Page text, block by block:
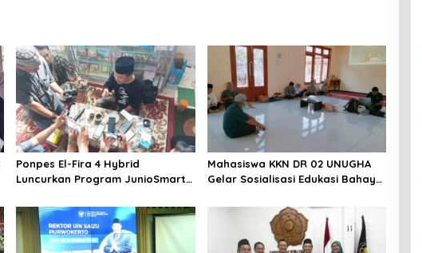
Ponpes El-Fira 4 Hybrid
Luncurkan Program JunioSmart,
Mahasiswa KKN DR 02 UNUGHA
Gelar Sosialisasi Edukasi Bahaya
Masjid Fathurrahman Jeruklegi